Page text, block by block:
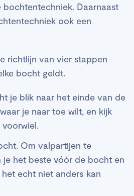
Daarnaast
ook een
richtlijn van vier stappen
bocht geldt.
je blik naar het einde van de
je naar toe wilt, en kijk
Om valpartijen te
je het beste vóór de bocht en
het echt niet anders kan